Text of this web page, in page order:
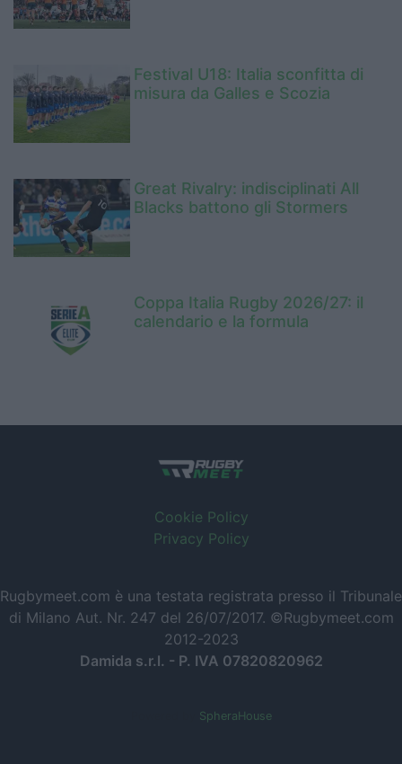
Festival U18: Italia sconfitta di
misura da Galles e Scozia
Great Rivalry: indisciplinati All
Blacks battono gli Stormers
Coppa Italia Rugby 2026/27: il
calendario e la formula
Cookie Policy
Privacy Policy
Rugbymeet.com è una testata registrata presso il Tribunale
di Milano Aut. Nr. 247 del 26/07/2017. ©Rugbymeet.com
2012-2023
Damida s.r.l. - P. IVA 07820820962
SpheraHouse